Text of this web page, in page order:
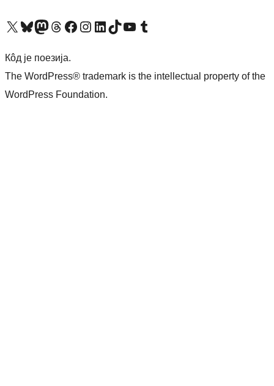
Visit our X (formerly Twitter) account
Посетите наш Bluesky налог
Visit our Mastodon account
Посетите наш налог на Threads-у Visit our Facebook pageПосетите наш Инстаграм налог
Visit our LinkedIn account
Посетите наш TikTok налог
Visit our YouTube channel
Посетите наш Tumblr налог
Кôд је поезија.
The WordPress® trademark is the intellectual property of the
WordPress Foundation.